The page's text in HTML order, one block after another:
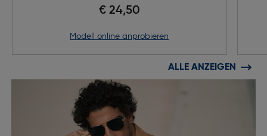
€ 24,50
Modell online anprobieren
ALLE ANZEIGEN